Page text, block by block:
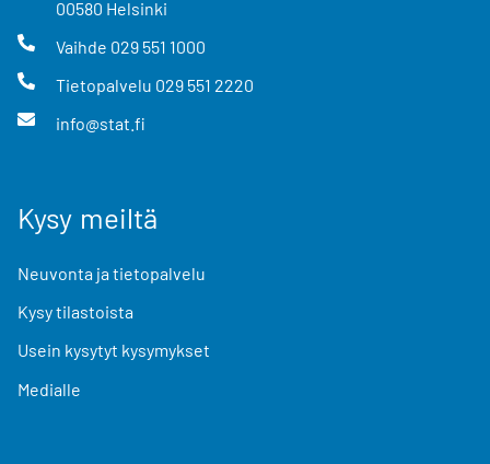
00580 Helsinki
Vaihde 029 551 1000
Tietopalvelu 029 551 2220
info@stat.fi
Kysy meiltä
Neuvonta ja tietopalvelu
Kysy tilastoista
Usein kysytyt kysymykset
Medialle